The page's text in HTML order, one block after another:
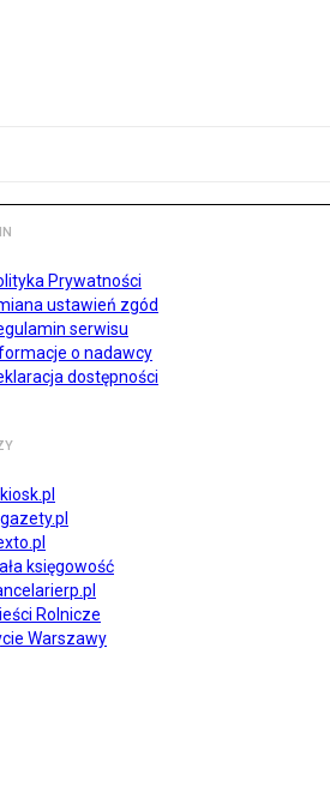
Prywatności
ustawień zgód
serwisu
o nadawcy
dostępności
księgowość
Rolnicze
Warszawy